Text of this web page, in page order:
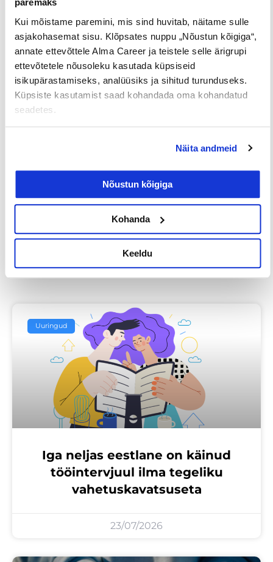
paremaks
Kui mõistame paremini, mis sind huvitab, näitame sulle
asjakohasemat sisu. Klõpsates nuppu „Nõustun kõigiga“,
annate ettevõttele Alma Career ja teistele selle ärigrupi
ettevõtetele nõusoleku kasutada küpsiseid
isikupärastamiseks, analüüsiks ja sihitud turunduseks.
Küpsiste kasutamist saad kohandada oma kohandatud
seadetes.
Näita andmeid
Nõustun kõigiga
Kohanda
Keeldu
Palk alates
2500€
Lisateenimise
võimalus
Töö
noortele
Jaga postitust
Loe lisaks
Uuringud
Iga neljas eestlane on käinud
tööintervjuul ilma tegeliku
vahetuskavatsuseta
23/07/2026